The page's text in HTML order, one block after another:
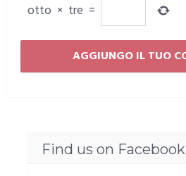
otto × tre =
Find us on Facebook